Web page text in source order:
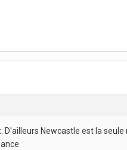
Newcastle est la